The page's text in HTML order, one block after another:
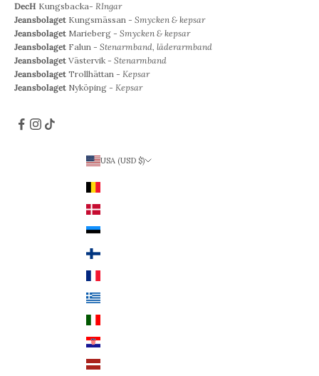
DecH Kungsbacka- RIngar
Jeansbolaget Kungsmässan - Smycken & kepsar
Jeansbolaget Marieberg - Smycken & kepsar
Jeansbolaget Falun - Stenarmband, läderarmband
Jeansbolaget Västervik - Stenarmband
Jeansbolaget Trollhättan - Kepsar
Jeansbolaget Nyköping - Kepsar
USA (USD $)